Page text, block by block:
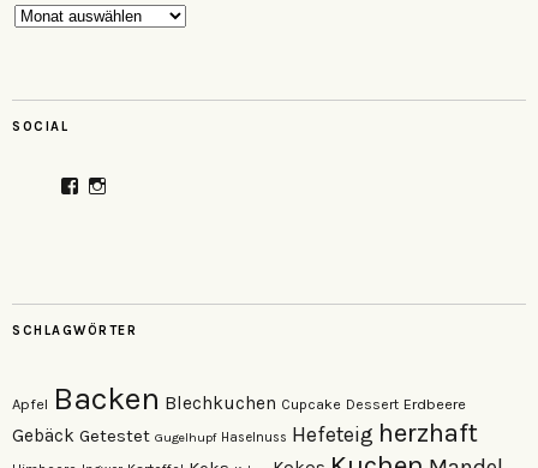
Archiv
SOCIAL
ProfilProfil
SCHLAGWÖRTER
Apfel Backen Blechkuchen Cupcake Dessert Erdbeere
Gebäck Getestet Gugelhupf Haselnuss Hefeteig herzhaft